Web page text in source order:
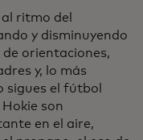
ritmo del
y disminuyendo
orientaciones,
y, lo más
sigues el fútbol
son
en el aire,